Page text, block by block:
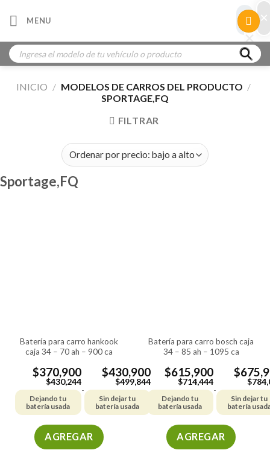
MENU
Búsqueda
de
productos
INICIO / MODELOS DE CARROS DEL PRODUCTO /
SPORTAGE,FQ
FILTRAR
Sportage,FQ
batería para carro hankook
caja 34 – 70 ah – 900 ca
$370,900
$430,244
Dejando tu
batería usada
-
$430,900
$499,844
Sin dejar tu
batería usada
AGREGAR
batería para carro bosch caja
34 – 85 ah – 1095 ca
$615,900
$714,444
Dejando tu
batería usada
-
$
$
Sin dejar tu
batería
AGREGAR
×
×
×
×